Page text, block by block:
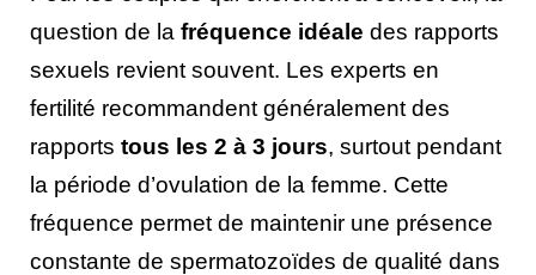
question de la fréquence idéale des rapports
sexuels revient souvent. Les experts en
fertilité recommandent généralement des
rapports tous les 2 à 3 jours, surtout pendant
la période d’ovulation de la femme. Cette
fréquence permet de maintenir une présence
constante de spermatozoïdes de qualité dans